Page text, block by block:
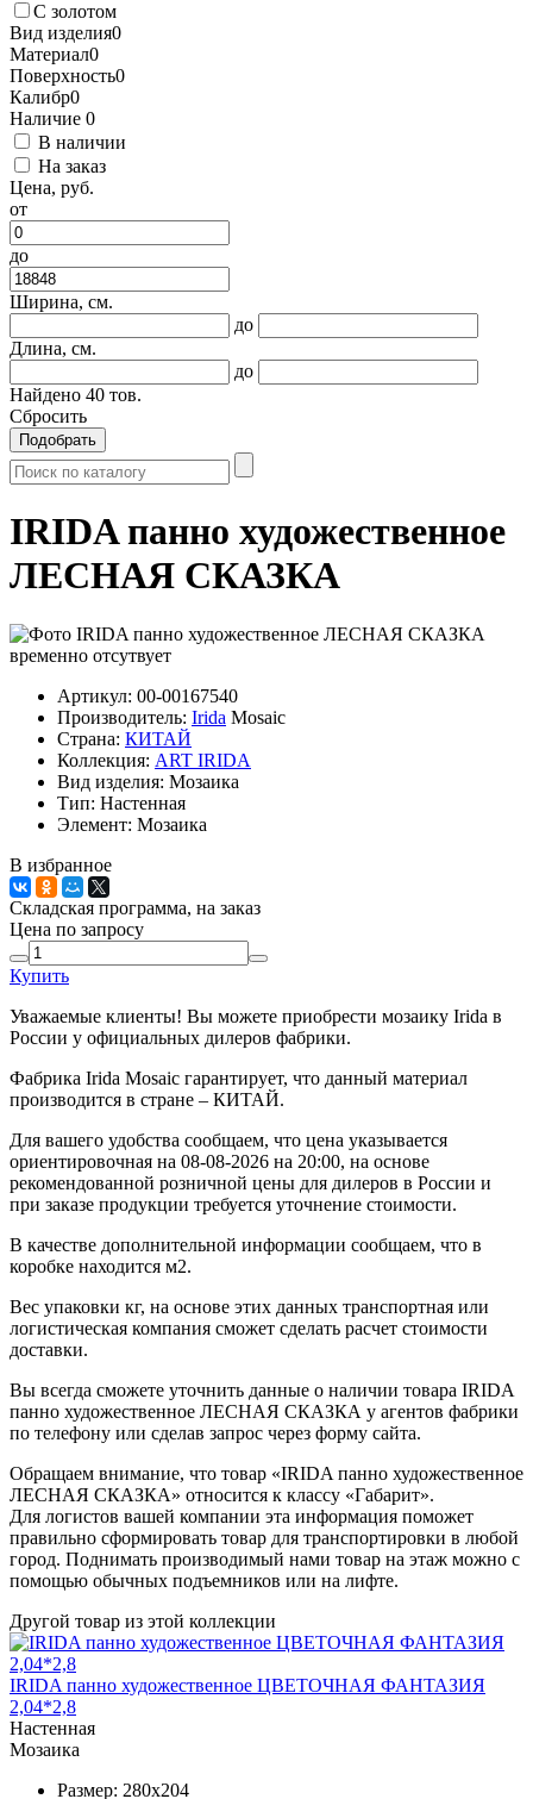
С золотом
Вид изделия0
Материал0
Поверхность0
Калибр0
Наличие 0
В наличии
На заказ
Цена, руб.
от
до
Ширина, см.
до
Длина, см.
до
Найдено 40 тов.
Сбросить
Подобрать
IRIDA панно художественное
ЛЕСНАЯ СКАЗКА
Артикул: 00-00167540
Производитель: Irida Mosaic
Страна: КИТАЙ
Коллекция: ART IRIDA
Вид изделия: Мозаика
Тип: Настенная
Элемент: Мозаика
В избранное
Складская программа, на заказ
Цена по запросу
Купить
Уважаемые клиенты! Вы можете приобрести мозаику Irida в
России у официальных дилеров фабрики.
Фабрика Irida Mosaic гарантирует, что данный материал
производится в стране – КИТАЙ.
Для вашего удобства сообщаем, что цена указывается
ориентировочная на 08-08-2026 на 20:00, на основе
рекомендованной розничной цены для дилеров в России и
при заказе продукции требуется уточнение стоимости.
В качестве дополнительной информации сообщаем, что в
коробке находится м2.
Вес упаковки кг, на основе этих данных транспортная или
логистическая компания сможет сделать расчет стоимости
доставки.
Вы всегда сможете уточнить данные о наличии товара IRIDA
панно художественное ЛЕСНАЯ СКАЗКА у агентов фабрики
по телефону или сделав запрос через форму сайта.
Обращаем внимание, что товар «IRIDA панно художественное
ЛЕСНАЯ СКАЗКА» относится к классу «Габарит».
Для логистов вашей компании эта информация поможет
правильно сформировать товар для транспортировки в любой
город. Поднимать производимый нами товар на этаж можно с
помощью обычных подъемников или на лифте.
Другой товар из этой коллекции
IRIDA панно художественное ЦВЕТОЧНАЯ ФАНТАЗИЯ
2,04*2,8
Настенная
Мозаика
Размер: 280x204